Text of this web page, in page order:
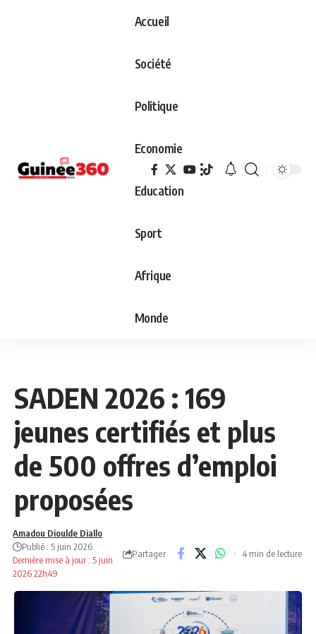
Accueil
Société
Politique
Economie
Education
Sport
Afrique
Monde
SADEN 2026 : 169
jeunes certifiés et plus
de 500 offres d’emploi
proposées
Dernière mise à jour : 5 juin
2026 22h49
Amadou Dioulde Diallo
Publié : 5 juin 2026
Partager 4 min de lecture